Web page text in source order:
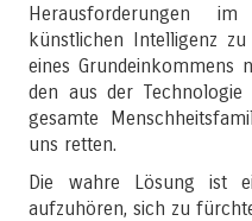
Herausforderungen
künstlichen Intelligenz
eines Grundeinkommens
den aus der
gesamte
uns retten.
Die wahre Lösung ist
aufzuhören, sich zu